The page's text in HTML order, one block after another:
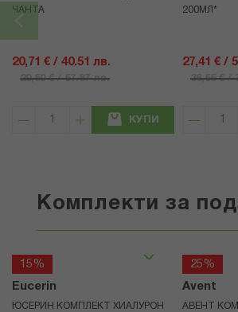
ЧАНТА
20,71 € / 40.51 лв.
29,59 € / 57.87 лв.
КУПИ
200МЛ*
27,41 € /
36,55 € /
Комплекти за
15%
Eucerin
ЮСЕРИН КОМПЛЕКТ ХИАЛУРОН
25%
Avent
АВЕНТ